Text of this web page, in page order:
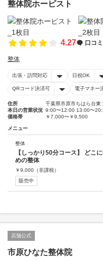
整体院ホーピスト
4.27 口コミ
整体
出張・訪問対応 日祝OK
QRコード決済可 電子マネー
住所
千葉県市原市ちはら台東
本日の営業状況 9:00〜12:00 13:00〜
価格帯
￥7,000〜￥9,500
メニュー
整体
【しっかり50分コース】 どこ
めの整体
￥9,000 （非課税）
販売中
店舗公式
市原ひなた整体院